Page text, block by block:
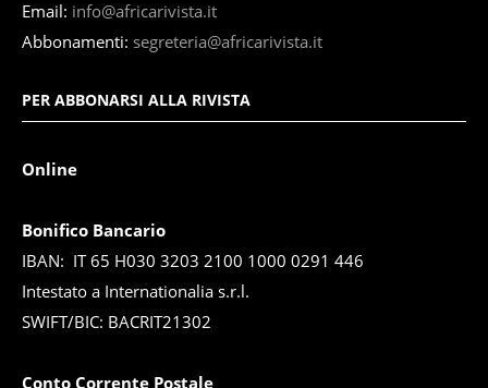
Email: info@africarivista.it
Abbonamenti: segreteria@africarivista.it
PER ABBONARSI ALLA RIVISTA
Online
Bonifico Bancario
IBAN: IT 65 H030 3203 2100 1000 0291 446
Intestato a Internationalia s.r.l.
SWIFT/BIC: BACRIT21302
Conto Corrente Postale